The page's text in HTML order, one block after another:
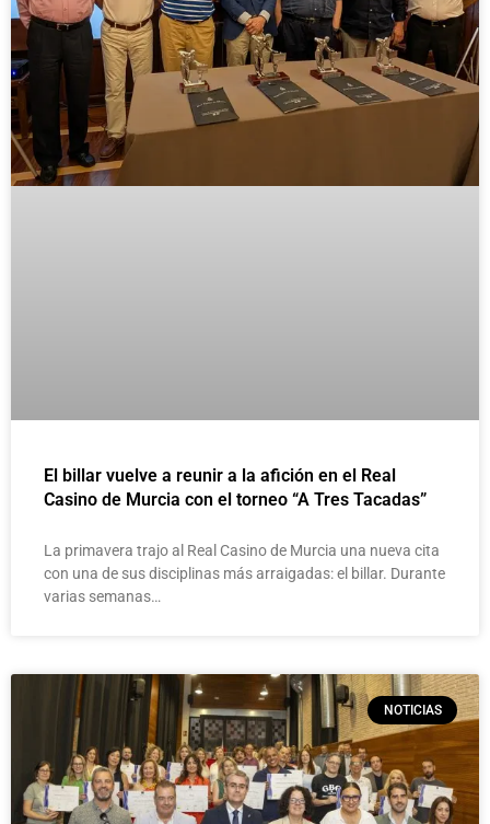
El billar vuelve a reunir a la afición en el Real
Casino de Murcia con el torneo “A Tres Tacadas”
La primavera trajo al Real Casino de Murcia una nueva cita
con una de sus disciplinas más arraigadas: el billar. Durante
varias semanas…
NOTICIAS